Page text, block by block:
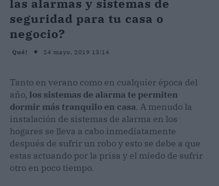
las alarmas y sistemas de
seguridad para tu casa o
negocio?
Qué! 24 mayo, 2019 15:14
Tanto en verano como en cualquier época del
año, los sistemas de alarma te permiten
dormir más tranquilo en casa. A menudo la
instalación de sistemas de alarma en los
hogares se lleva a cabo inmediatamente
después de sufrir un robo y esto se debe a que
estas actuando por la prisa y el miedo de sufrir
otro en poco tiempo.